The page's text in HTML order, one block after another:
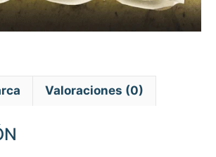
Valoraciones (0)